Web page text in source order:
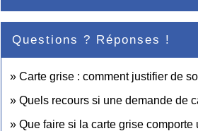
Questions ? Réponses !
Carte grise : comment justifier de
Quels recours si une demande de
Que faire si la carte grise comporte